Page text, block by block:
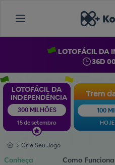
LOTOFÁCIL DA
36D
LOTOFÁCIL DA
INDEPENDÊNCIA
300 MILHÕES
15 de setembro
Trem
100
HOJE
Crie Seu Jogo
Conheça Como Funciona